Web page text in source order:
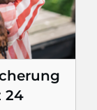
24